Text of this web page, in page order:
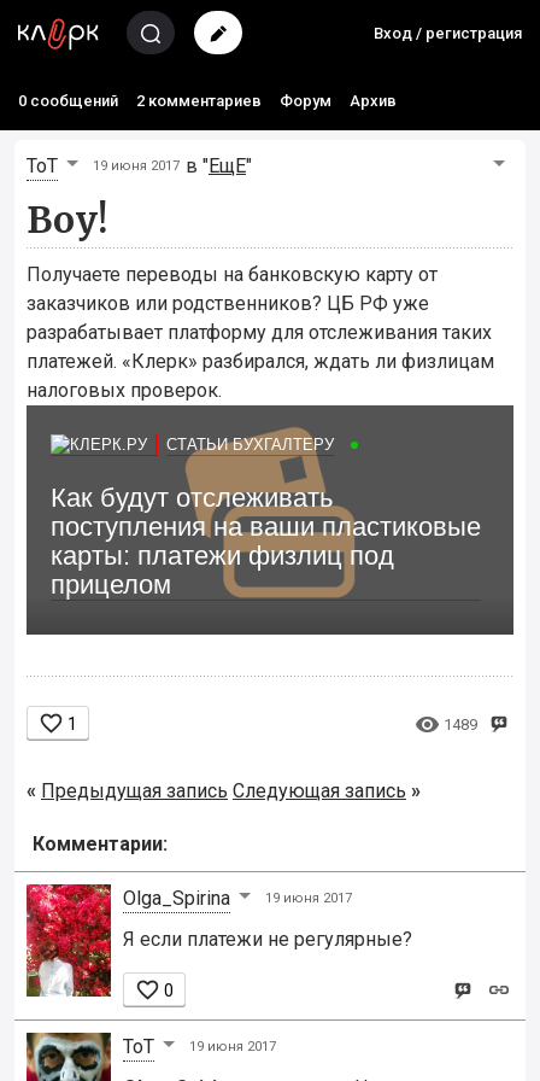
Вход / регистрация
0 сообщений 2 комментариев Форум Архив
ToT 19 июня 2017 в "ЕщЕ"
Воу!
Получаете переводы на банковскую карту от
заказчиков или родственников? ЦБ РФ уже
разрабатывает платформу для отслеживания таких
платежей. «Клерк» разбирался, ждать ли физлицам
налоговых проверок.
СТАТЬИ БУХГАЛТЕРУ
Как будут отслеживать
поступления на ваши пластиковые
карты: платежи физлиц под
прицелом
 1  1489
« Предыдущая запись Следующая запись »
Комментарии:
Olga_Spirina 19 июня 2017
Я если платежи не регулярные?
 0
ToT 19 июня 2017